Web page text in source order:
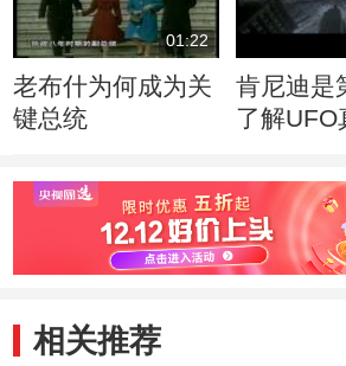
01:22
老布什为何成为关
键总统
肯尼迪是
了解UFO
相关推荐